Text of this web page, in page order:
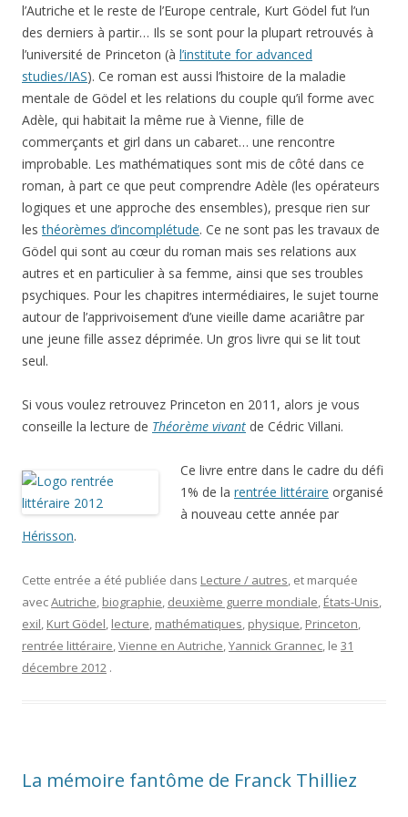
l’Autriche et le reste de l’Europe centrale, Kurt Gödel fut l’un
des derniers à partir… Ils se sont pour la plupart retrouvés à
l’université de Princeton (à l’institute for advanced
studies/IAS). Ce roman est aussi l’histoire de la maladie
mentale de Gödel et les relations du couple qu’il forme avec
Adèle, qui habitait la même rue à Vienne, fille de
commerçants et girl dans un cabaret… une rencontre
improbable. Les mathématiques sont mis de côté dans ce
roman, à part ce que peut comprendre Adèle (les opérateurs
logiques et une approche des ensembles), presque rien sur
lesthéorèmes d’incomplétude. Ce ne sont pas les travaux de
Gödel qui sont au cœur du roman mais ses relations aux
autres et en particulier à sa femme, ainsi que ses troubles
psychiques. Pour les chapitres intermédiaires, le sujet tourne
autour de l’apprivoisement d’une vieille dame acariâtre par
une jeune fille assez déprimée. Un gros livre qui se lit tout
seul.
Si vous voulez retrouvez Princeton en 2011, alors je vous
conseille la lecture de Théorème vivant de Cédric Villani.
Ce livre entre dans le cadre du défi
1% de la rentrée littéraire organisé
à nouveau cette année par
Hérisson.
Cette entrée a été publiée dans Lecture / autres, et marquée
avecAutriche, biographie, deuxième guerre mondiale, États-Unis,
exil, Kurt Gödel, lecture, mathématiques, physique, Princeton,
rentrée littéraire,Vienne en Autriche,Yannick Grannec, le 31
décembre 2012 .
La mémoire fantôme de Franck Thilliez